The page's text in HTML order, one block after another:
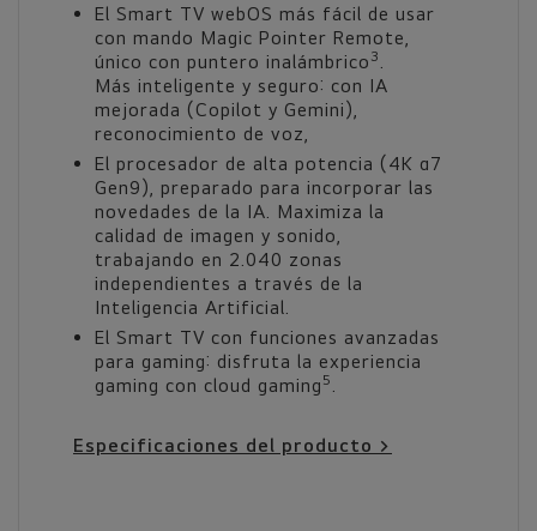
El Smart TV webOS más fácil de usar
con mando Magic Pointer Remote,
único con puntero inalámbrico 3
Más inteligente y seguro: con IA
mejorada (Copilot y Gemini),
reconocimiento de voz,
El procesador de alta potencia (4K α7
Gen9), preparado para incorporar las
novedades de la IA. Maximiza la
calidad de imagen y sonido,
trabajando en 2.040 zonas
independientes a través de la
Inteligencia Artificial.
El Smart TV con funciones avanzadas
para gaming: disfruta la experiencia
gaming con cloud gaming 5
Especificaciones del producto >